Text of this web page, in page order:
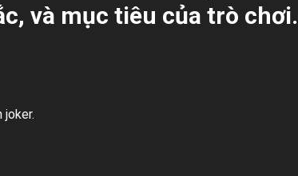
và mục tiêu của trò chơi.
joker.